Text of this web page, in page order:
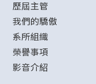
歷屆主管
我們的驕傲
系所組織
榮譽事項
影音介紹